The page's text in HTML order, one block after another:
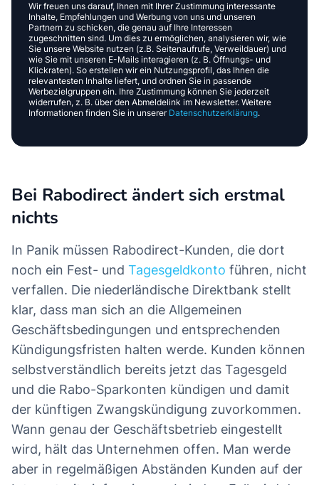
Wir freuen uns darauf, Ihnen mit Ihrer Zustimmung interessante
Inhalte, Empfehlungen und Werbung von uns und unseren
Partnern zu schicken, die genau auf Ihre Interessen
zugeschnitten sind. Um dies zu ermöglichen, analysieren wir, wie
Sie unsere Website nutzen (z.B. Seitenaufrufe, Verweildauer) und
wie Sie mit unseren E-Mails interagieren (z. B. Öffnungs- und
Klickraten). So erstellen wir ein Nutzungsprofil, das Ihnen die
relevantesten Inhalte liefert, und ordnen Sie in passende
Werbezielgruppen ein. Ihre Zustimmung können Sie jederzeit
widerrufen, z. B. über den Abmeldelink im Newsletter. Weitere
Informationen finden Sie in unserer Datenschutzerklärung.
Bei Rabodirect ändert sich erstmal
nichts
In Panik müssen Rabodirect-Kunden, die dort
noch ein Fest- und Tagesgeldkonto führen, nicht
verfallen. Die niederländische Direktbank stellt
klar, dass man sich an die Allgemeinen
Geschäftsbedingungen und entsprechenden
Kündigungsfristen halten werde. Kunden können
selbstverständlich bereits jetzt das Tagesgeld
und die Rabo-Sparkonten kündigen und damit
der künftigen Zwangskündigung zuvorkommen.
Wann genau der Geschäftsbetrieb eingestellt
wird, hält das Unternehmen offen. Man werde
aber in regelmäßigen Abständen Kunden auf der